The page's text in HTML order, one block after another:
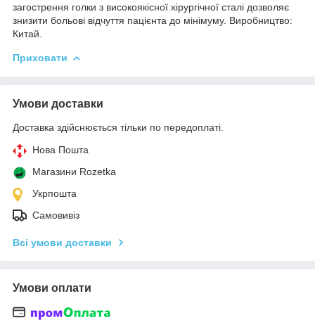
загострення голки з високоякісної хірургічної сталі дозволяє
знизити больові відчуття пацієнта до мінімуму. Виробництво:
Китай.
Приховати
Умови доставки
Доставка здійснюється тільки по передоплаті.
Нова Пошта
Магазини Rozetka
Укрпошта
Самовивіз
Всі умови доставки
Умови оплати